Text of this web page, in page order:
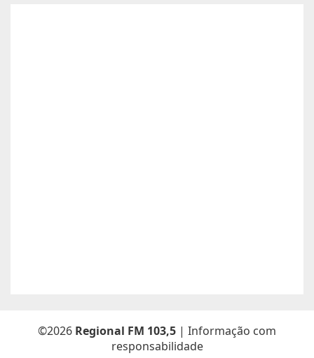
©2026 Regional FM 103,5 | Informação com
responsabilidade